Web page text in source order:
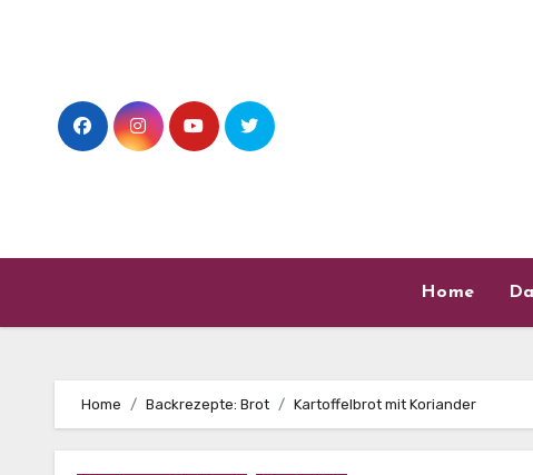
Home
Home Backrezepte: Brot Kartoffelbrot mit Koriander